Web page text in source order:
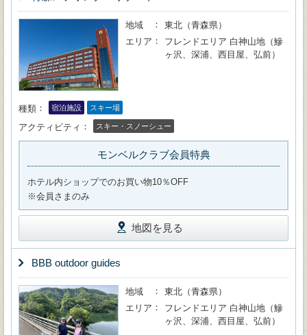
地域
東北（青森県）
エリア
フレンドエリア 白神山地（鰺
ヶ沢、深浦、西目屋、弘前）
種類 宿泊施設 スキー場
アクティビティ スキー・スノーシュー
モンベルクラブ会員特典
ホテル内ショップでのお買い物10％OFF
※会員さまのみ
地図を見る
BBB outdoor guides
地域
東北（青森県）
エリア
フレンドエリア 白神山地（鰺
ヶ沢、深浦、西目屋、弘前）